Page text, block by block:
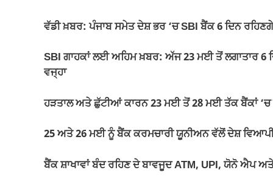
e
o
k
s
p
gr
m
y
n
e
ਵੱਡੀ ਖ਼ਬਰ: ਪੰਜਾਬ ਸਮੇਤ ਦੇਸ਼ ਭਰ ‘ਚ SBI ਬੈਂਕ 6 ਦਿਨ
SBI ਗਾਹਕਾਂ ਲਈ ਅਹਿਮ ਖ਼ਬਰ: ਅੱਜ 23 ਮਈ ਤੋਂ ਲਗਾਤਾਰ
ਵਜ੍ਹਾ
ਹੜਤਾਲ ਅਤੇ ਛੁੱਟੀਆਂ ਕਾਰਨ 23 ਮਈ ਤੋਂ 28 ਮਈ ਤੱਕ ਬੈਂਕਾਂ
25 ਅਤੇ 26 ਮਈ ਨੂੰ ਬੈਂਕ ਕਰਮਚਾਰੀ ਯੂਨੀਅਨ ਵੱਲੋਂ ਦੇਸ਼ ਵਿਆਪੀ
ਬੈਂਕ ਸ਼ਾਖਾਵਾਂ ਬੰਦ ਰਹਿਣ ਦੇ ਬਾਵਜੂਦ ATM, UPI, ਯੋਨੋ ਐਪ